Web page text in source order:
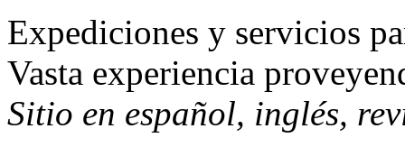
Expediciones y servicios
Vasta experiencia
Sitio en español, inglés,